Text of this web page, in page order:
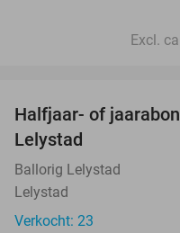
Excl.
Halfjaar- of
Lelystad
Ballorig Lelystad
Lelystad
Verkocht: 23